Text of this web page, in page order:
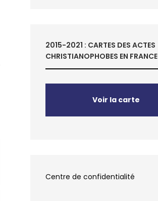
2015-2021 : CARTES DES ACTES
CHRISTIANOPHOBES EN FRANCE
Voir la carte
Centre de confidentialité